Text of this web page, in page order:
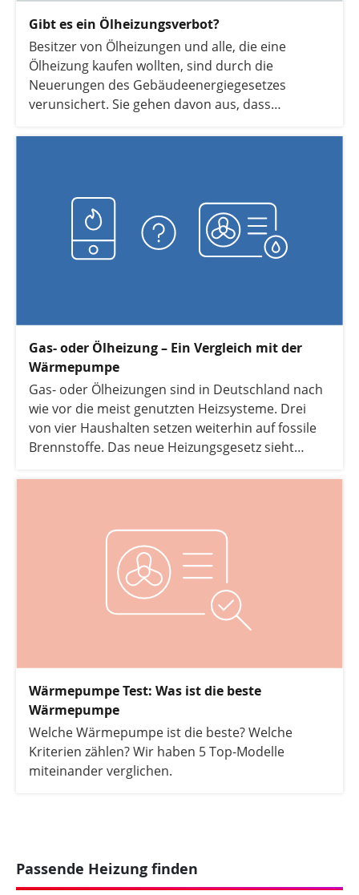
Gibt es ein Ölheizungsverbot?
Besitzer von Ölheizungen und alle, die eine
Ölheizung kaufen wollten, sind durch die
Neuerungen des Gebäudeenergiegesetzes
verunsichert. Sie gehen davon aus, dass
Gas- oder Ölheizung – Ein Vergleich mit der
Wärmepumpe
Gas- oder Ölheizungen sind in Deutschland nach
wie vor die meist genutzten Heizsysteme. Drei
von vier Haushalten setzen weiterhin auf fossile
Brennstoffe. Das neue Heizungsgesetz sieht
Hausbesitzer ergeben und wie Wärmepumpen
gegenüber Gas- oder Ölheizungen im direkten
Vergleich abschneiden, erfahren Sie hier.
Wärmepumpe Test: Was ist die beste
Wärmepumpe
Welche Wärmepumpe ist die beste? Welche
Kriterien zählen? Wir haben 5 Top-Modelle
miteinander verglichen.
Passende Heizung finden